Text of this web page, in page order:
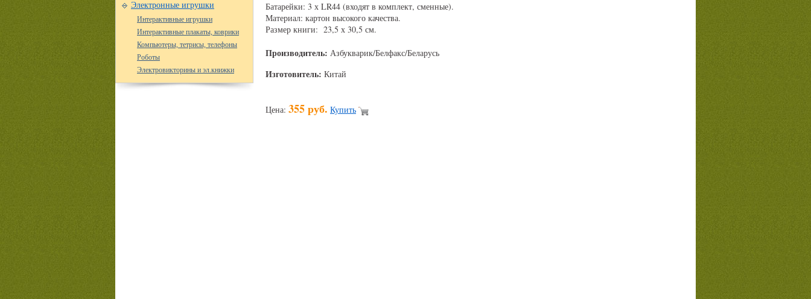
Электронные игрушки
Интерактивные игрушки
Интерактивные плакаты, коврики
Компьютеры, тетрисы, телефоны
Роботы
Электровикторины и эл.книжки
Батарейки: 3 х LR44 (входят в комплект, сменные).
Материал: картон высокого качества.
Размер книги: 23,5 х 30,5 см.
Производитель: Азбукварик/Белфакс/Беларусь
Изготовитель: Китай
Цена: 355 руб. Купить